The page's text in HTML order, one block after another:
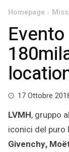
Homepage
17 Ottobre
LVMH, gruppo
iconici del puro
Givenchy,